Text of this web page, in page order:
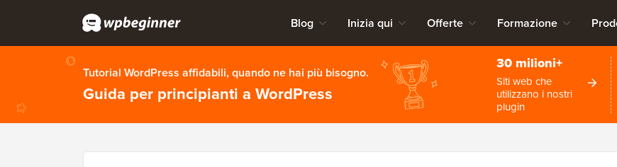
Blog Inizia qui Offerte Formazione
Tutorial WordPress affidabili, quando ne hai più bisogno.
Guida per principianti a WordPress
30 milioni+
Siti web che
utilizzano i nostri
plugin